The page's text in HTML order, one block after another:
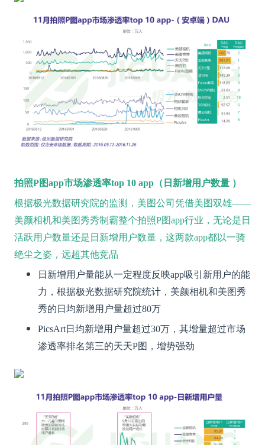
拍照P图app市场渗透率top 10 app（日新增用户数量 ）
根据极光数据研究院的监测，美图公司凭借美图双雄——
美颜相机和美图秀秀制霸整个拍照P图app行业，无论是日
活跃用户数量还是日新增用户数量，这两款app都以一骑
绝尘之姿，远超其他竞品
日新增用户量能从一定程度反映app吸引新用户的能
力，根据极光数据研究院统计，美颜相机和美图秀
秀的日均新增用户量超过80万
PicsArt日均新增用户量超过30万，其增量超过市场
渗透率排名第三的天天P图，增势强劲